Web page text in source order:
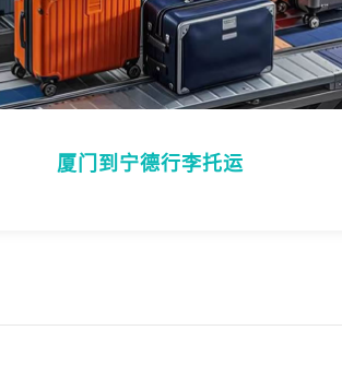
厦门到宁德行李托运